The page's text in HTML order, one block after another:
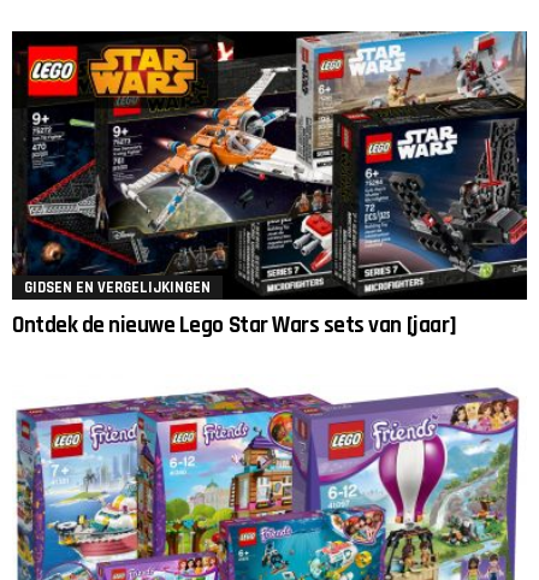
GIDSEN EN VERGELIJKINGEN
Ontdek de nieuwe Lego Star Wars sets van [jaar]